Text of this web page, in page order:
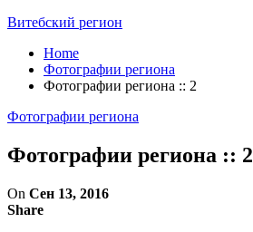
Витебский регион
Home
Фотографии региона
Фотографии региона :: 2
Фотографии региона
Фотографии региона :: 2
On Сен 13, 2016
Share